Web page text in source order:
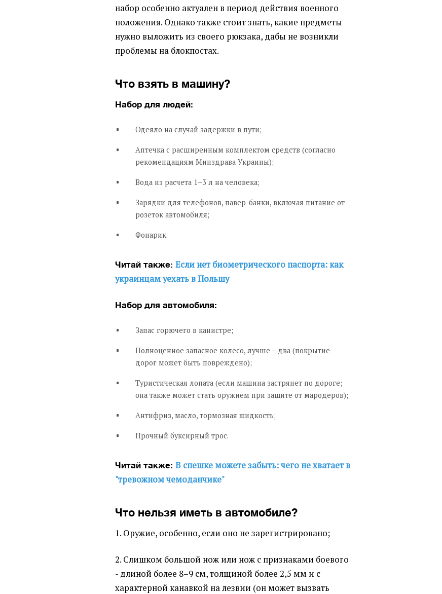
набор особенно актуален в период действия военного
положения. Однако также стоит знать, какие предметы
нужно выложить из своего рюкзака, дабы не возникли
проблемы на блокпостах.
Что взять в машину?
Набор для людей:
Одеяло на случай задержки в пути;
Аптечка с расширенным комплектом средств (согласно
рекомендациям Минздрава Украины);
Вода из расчета 1–3 л на человека;
Зарядки для телефонов, павер-банки, включая питание от
розеток автомобиля;
Фонарик.
Читай также:Если нет биометрического паспорта: как
украинцам уехать в Польшу
Набор для автомобиля:
Запас горючего в канистре;
Полноценное запасное колесо, лучше – два (покрытие
дорог может быть повреждено);
Туристическая лопата (если машина застрянет по дороге;
она также может стать оружием при защите от мародеров);
Антифриз, масло, тормозная жидкость;
Прочный буксирный трос.
Читай также:В спешке можете забыть: чего не хватает в
"тревожном чемоданчике"
Что нельзя иметь в автомобиле?
1. Оружие, особенно, если оно не зарегистрировано;
2. Слишком большой нож или нож с признаками боевого
- длиной более 8–9 см, толщиной более 2,5 мм и с
характерной канавкой на лезвии (он может вызвать